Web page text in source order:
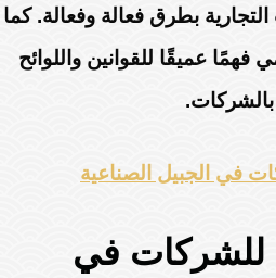
بطرق فعالة وفعالة. كما
عميقًا للقوانين واللوائح
بالشركات.
في الجبيل الصناعية
للشركات في